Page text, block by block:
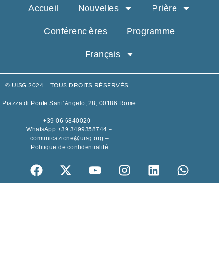
Accueil Nouvelles Prière
Conférencières Programme
Français
© UISG 2024 – TOUS DROITS RÉSERVÉS –
Piazza di Ponte Sant’Angelo, 28, 00186 Rome
–
+39 06 6840020 –
WhatsApp +39 3499358744 –
comunicazione@uisg.org –
Politique de confidentialité